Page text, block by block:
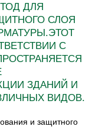
ДЛЯ
СЛОЯ
С
ЗДАНИЙ И
ВИДОВ.
и защитного